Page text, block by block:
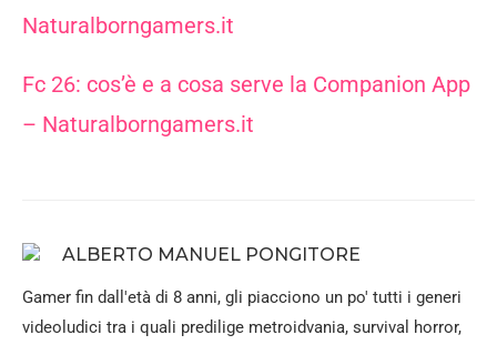
Naturalborngamers.it
Fc 26: cos’è e a cosa serve la Companion App
– Naturalborngamers.it
ALBERTO MANUEL PONGITORE
Gamer fin dall'età di 8 anni, gli piacciono un po' tutti i generi
videoludici tra i quali predilige metroidvania, survival horror,